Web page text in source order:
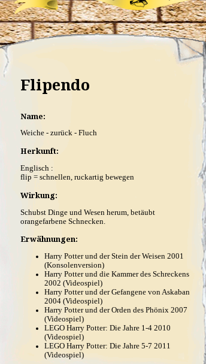
Flipendo
Name:
Weiche - zurück - Fluch
Herkunft:
Englisch :
flip = schnellen, ruckartig bewegen
Wirkung:
Schubst Dinge und Wesen herum, betäubt
orangefarbene Schnecken.
Erwähnungen:
Harry Potter und der Stein der Weisen 2001
(Konsolenversion)
Harry Potter und die Kammer des Schreckens
2002 (Videospiel)
Harry Potter und der Gefangene von Askaban
2004 (Videospiel)
Harry Potter und der Orden des Phönix 2007
(Videospiel)
LEGO Harry Potter: Die Jahre 1-4 2010
(Videospiel)
LEGO Harry Potter: Die Jahre 5-7 2011
(Videospiel)